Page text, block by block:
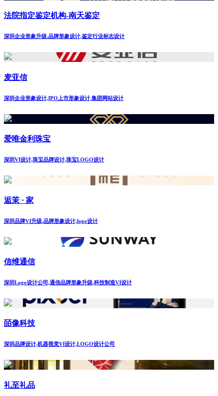
法院指定鉴定机构-南天鉴定
深圳企业形象升级.品牌形象设计,鉴定行业标志设计
麦亚信
深圳企业形象设计,IPO上市形象设计,集团网站设计
爱唯金利珠宝
深圳VI设计,珠宝品牌设计,珠宝LOGO设计
逅茉 · 家
深圳品牌VI升级,品牌形象设计,logo设计
信维通信
深圳Logo设计公司,通信品牌形象升级,科技制造VI设计
皕像科技
深圳品牌设计,机器视觉VI设计,LOGO设计公司
礼至礼品